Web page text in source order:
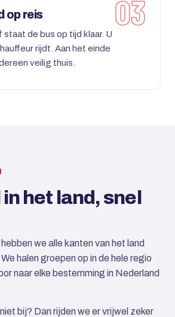
op reis
de bus op tijd klaar. U
rijdt. Aan het einde
veilig thuis.
het land, snel
we alle kanten van het land
halen groepen op in de hele regio
naar elke bestemming in Nederland
bij? Dan rijden we er vrijwel zeker